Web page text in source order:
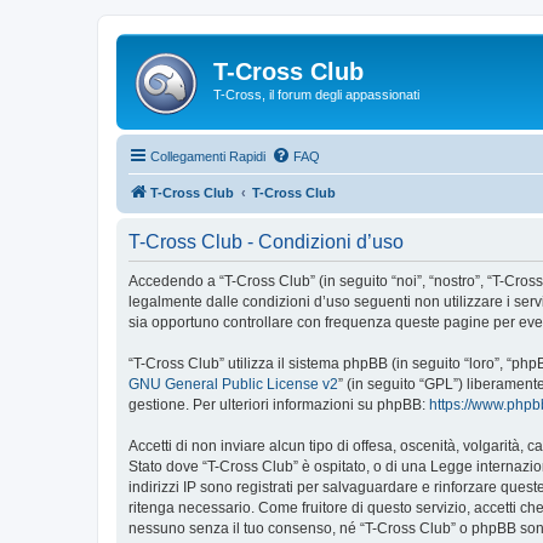
T-Cross Club
T-Cross, il forum degli appassionati
Collegamenti Rapidi FAQ
T-Cross Club T-Cross Club
T-Cross Club - Condizioni d’uso
Accedendo a “T-Cross Club” (in seguito “noi”, “nostro”, “T-
legalmente dalle condizioni d’uso seguenti non utilizzare i
sia opportuno controllare con frequenza queste pagine per
“T-Cross Club” utilizza il sistema phpBB (in seguito “loro”,
GNU General Public License v2” (in seguito “GPL”)
gestione. Per ulteriori informazioni su phpBB: https://
Accetti di non inviare alcun tipo di offesa, oscenità, volgarità,
Stato dove “T-Cross Club” è ospitato, o di una Legge
indirizzi IP sono registrati per salvaguardare e rinforzare
ritenga necessario. Come fruitore di questo servizio, accetti
nessuno senza il tuo consenso, né “T-Cross Club” o phpBB